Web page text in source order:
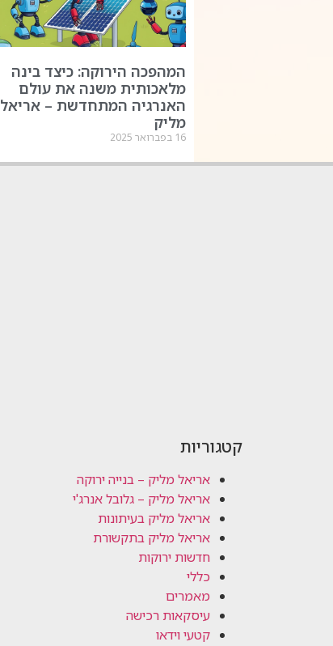
המהפכה הירוקה: כיצד בינה
מלאכותית משנה את עולם
האנרגיה המתחדשת – אריאל
מליק
16 בפברואר 2025
קטגוריות
אריאל מליק – בנייה ירוקה
אריאל מליק – גלובל אנרג'י
אריאל מליק בעיתונות
אריאל מליק בתקשורת
חדשות ירוקות
כללי
מאמרים
עיסקאות רכישה
קטעי וידאו